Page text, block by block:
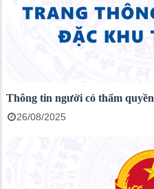
Thông tin người có thẩm quyền
26/08/2025